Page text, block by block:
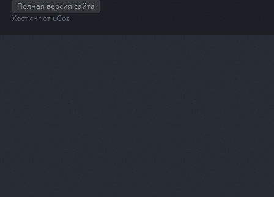
Полная версия сайта
Хостинг от uCoz